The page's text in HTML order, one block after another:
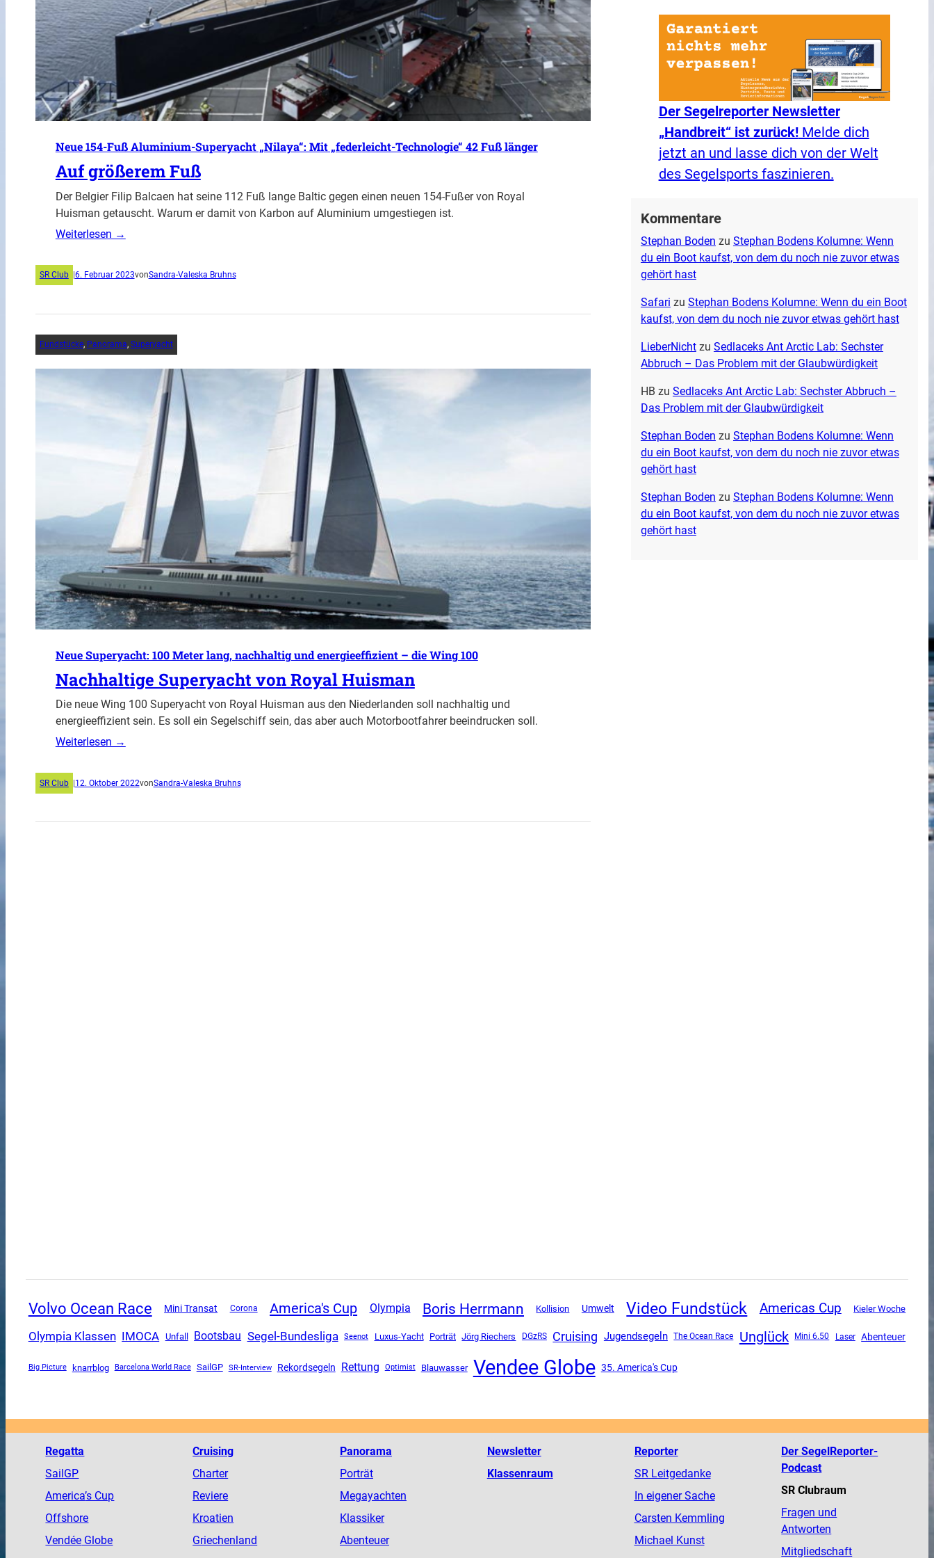
Neue 154-Fuß Aluminium-Superyacht „Nilaya“: Mit „federleicht-Technologie“ 42 Fuß länger
Auf größerem Fuß
Der Belgier Filip Balcaen hat seine 112 Fuß lange Baltic gegen einen neuen 154-Fußer von Royal
Huisman getauscht. Warum er damit von Karbon auf Aluminium umgestiegen ist.
Weiterlesen →
SR Club 6. Februar 2023vonSandra-Valeska Bruhns
Fundstücke, Panorama, Superyacht
Neue Superyacht: 100 Meter lang, nachhaltig und energieeffizient – die Wing 100
Nachhaltige Superyacht von Royal Huisman
Die neue Wing 100 Superyacht von Royal Huisman aus den Niederlanden soll nachhaltig und
energieeffizient sein. Es soll ein Segelschiff sein, das aber auch Motorbootfahrer beeindrucken soll.
Weiterlesen →
SR Club 12. Oktober 2022vonSandra-Valeska Bruhns
Der Segelreporter Newsletter
„Handbreit“ ist zurück!Melde dich
jetzt an und lasse dich von der Welt
des Segelsports faszinieren.
Kommentare
Stephan Boden zu Stephan Bodens Kolumne: Wenn
du ein Boot kaufst, von dem du noch nie zuvor etwas
gehört hast
Safari zu Stephan Bodens Kolumne: Wenn du ein Boot
kaufst, von dem du noch nie zuvor etwas gehört hast
LieberNichtzu Sedlaceks Ant Arctic Lab: Sechster
Abbruch – Das Problem mit der Glaubwürdigkeit
HB zu Sedlaceks Ant Arctic Lab: Sechster Abbruch –
Das Problem mit der Glaubwürdigkeit
Stephan Boden zu Stephan Bodens Kolumne: Wenn
du ein Boot kaufst, von dem du noch nie zuvor etwas
gehört hast
Stephan Boden zu Stephan Bodens Kolumne: Wenn
du ein Boot kaufst, von dem du noch nie zuvor etwas
gehört hast
Volvo Ocean Race Mini Transat Corona America's Cup Olympia Boris Herrmann Kollision Umwelt Video Fundstück Americas Cup Kieler Woche
Olympia Klassen IMOCA Unfall Bootsbau Segel-Bundesliga Seenot Luxus-Yacht Porträt Jörg Riechers DGzRS Cruising Jugendsegeln The Ocean Race Unglück Mini 6.50 Laser Abenteuer
Big Picture knarrblog Barcelona World Race SailGP SR-Interview Rekordsegeln Rettung Optimist Blauwasser Vendee Globe 35. America's Cup
Regatta
SailGP
America’s Cup
Offshore
Vendée Globe
Cruising
Charter
Reviere
Kroatien
Griechenland
Panorama
Porträt
Megayachten
Klassiker
Abenteuer
Newsletter
Klassenraum
Reporter
SR Leitgedanke
In eigener Sache
Carsten Kemmling
Michael Kunst
Der SegelReporter-
Podcast
SR Clubraum
Fragen und
Antworten
Mitgliedschaft